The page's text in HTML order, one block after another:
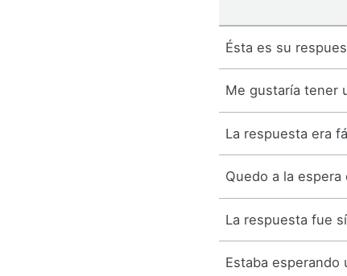
Ésta es su
Me gustaría tener
La respuesta era
Quedo a la
La respuesta fue
Estaba esperando